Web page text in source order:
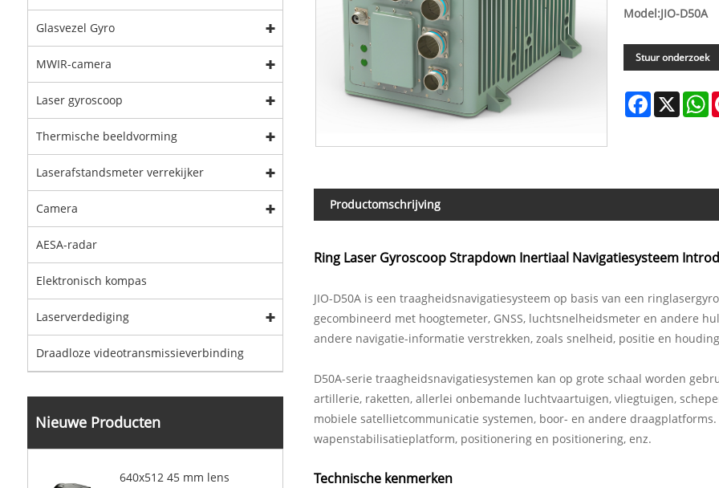
Glasvezel Gyro
MWIR-camera
Laser gyroscoop
Thermische beeldvorming
Laserafstandsmeter verrekijker
Camera
AESA-radar
Elektronisch kompas
Laserverdediging
Draadloze videotransmissieverbinding
Nieuwe Producten
640x512 45 mm lens
Model:JIO-D50A
Stuur onderzoek
Facebook
X
Productomschrijving
Ring Laser Gyroscoop Strapdown Inertiaal Navigatiesysteem
JIO-D50A is een traagheidsnavigatiesysteem op basis van een
gecombineerd met hoogtemeter, GNSS, luchtsnelheidsmeter en andere
andere navigatie-informatie verstrekken, zoals snelheid, positie en
D50A-serie traagheidsnavigatiesystemen kan op grote schaal worden
artillerie, raketten, allerlei onbemande luchtvaartuigen, vliegtuigen,
mobiele satellietcommunicatie systemen, boor- en andere
wapenstabilisatieplatform, positionering en positionering, enz.
Technische kenmerken